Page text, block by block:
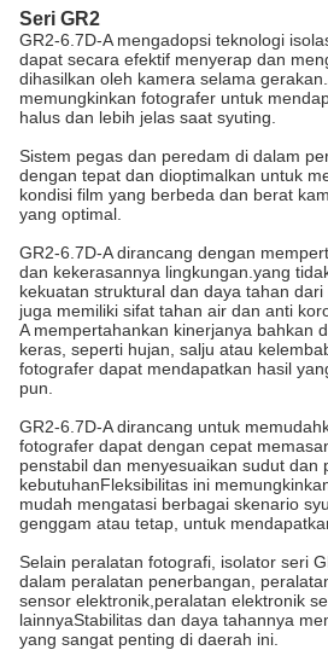
Seri GR2
GR2-6.7D-A mengadopsi teknologi
dapat secara efektif menyerap dan
dihasilkan oleh kamera selama
memungkinkan fotografer untuk
halus dan lebih jelas saat syuting.
Sistem pegas dan peredam di dalam
dengan tepat dan dioptimalkan untuk
kondisi film yang berbeda dan berat
yang optimal.
GR2-6.7D-A dirancang dengan
dan kekerasannya lingkungan.yang
kekuatan struktural dan daya tahan
juga memiliki sifat tahan air dan anti
A mempertahankan kinerjanya bahkan
keras, seperti hujan, salju atau
fotografer dapat mendapatkan hasil
pun.
GR2-6.7D-A dirancang untuk
fotografer dapat dengan cepat
penstabil dan menyesuaikan sudut dan
kebutuhanFleksibilitas ini
mudah mengatasi berbagai skenario
genggam atau tetap, untuk
Selain peralatan fotografi, isolator seri
dalam peralatan penerbangan,
sensor elektronik,peralatan elektronik
lainnyaStabilitas dan daya tahannya
yang sangat penting di daerah ini.